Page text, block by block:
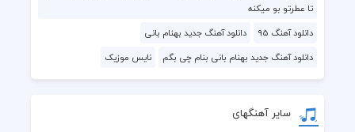
تا عطرتو بو میکنه
دانلود آهنگ 95
دانلود آهنگ جدید بهنام بانی
دانلود آهنگ جدید بهنام بانی بنام چی بگم
نایس موزیک
سایر آهنگهای